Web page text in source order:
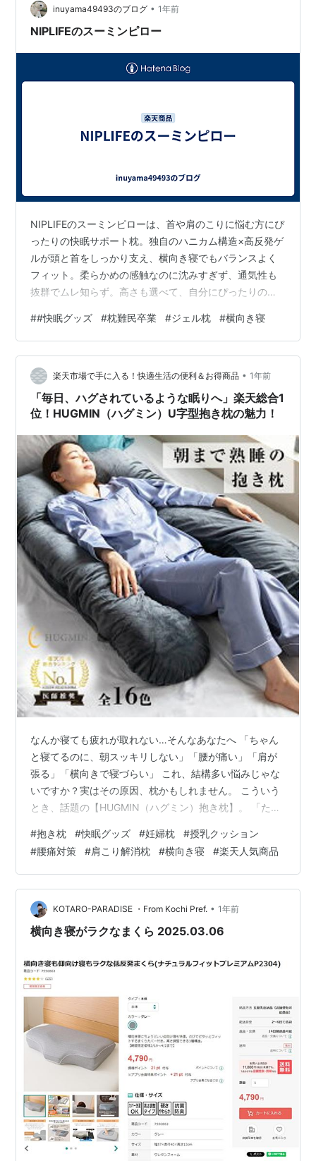
のせいかも なぜ「仰向け」だと苦しくなることがある
の？🔍 深い眠りを阻む「気道の塞がり」の正体 「横向き
inuyama49493のブログ • 1年前
NIPLIFEのスーミンピロー
NIPLIFEのスーミンピローは、首や肩のこりに悩む方にぴ
ったりの快眠サポート枕。独自のハニカム構造×高反発ゲ
ルが頭と首をしっかり支え、横向き寝でもバランスよく
フィット。柔らかめの感触なのに沈みすぎず、通気性も
抜群でムレ知らず。高さも選べて、自分にぴったりの寝
セットで40％OFFはお得すぎ！ a.r10.to
##快眠グッズ #枕難民卒業 #ジェル枕 #横向き寝
楽天市場で手に入る！快適生活の便利＆お得商品 • 1年前
「毎日、ハグされているような眠りへ」楽天総合1
位！HUGMIN（ハグミン）U字型抱き枕の魅力！
なんか寝ても疲れが取れない…そんなあなたへ 「ちゃん
と寝てるのに、朝スッキリしない」「腰が痛い」「肩が
張る」「横向きで寝づらい」 これ、結構多い悩みじゃな
いですか？実はその原因、枕かもしれません。 こういう
とき、話題の【HUGMIN（ハグミン）抱き枕】。 「ただ
いんです。結論から言うと、これ1つで睡眠の質、めちゃ
くちゃ変わります。 HUGMIN（ハグミン）抱き枕とは？
楽天で大人気！TVでも話題の抱き枕 楽天総合ランキング
1位を獲得、しかもレビューは4.5以上。その理由は、た
だ“可愛い”とか“オシャレ”じゃないんです。 U字型の形状
で体をやさし…
#抱き枕 #快眠グッズ #妊婦枕 #授乳クッション
#腰痛対策 #肩こり解消枕 #横向き寝 #楽天人気商品
KOTARO-PARADISE ・From Kochi Pref. • 1年前
横向き寝がラクなまくら 2025.03.06